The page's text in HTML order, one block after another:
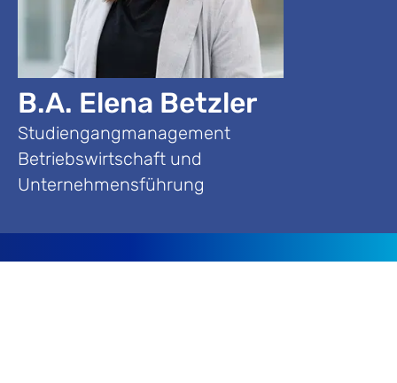
B.A. Elena Betzler
Studiengangmanagement
Betriebswirtschaft und
Unternehmensführung